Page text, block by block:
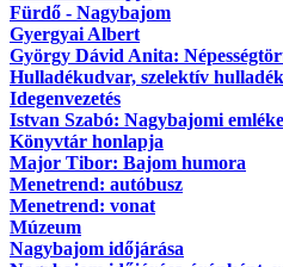
Fürdő - Nagybajom
Gyergyai Albert
György Dávid Anita:
Hulladékudvar, szelektív hulladék
Idegenvezetés
Istvan Szabó: Nagybajomi
Könyvtár honlapja
Major Tibor: Bajom humora
Menetrend: autóbusz
Menetrend: vonat
Múzeum
Nagybajom időjárása